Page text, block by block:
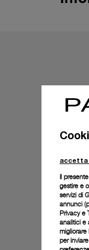
accetta
Il
gestire e
servizi di
annunci
Privacy e
analitici e
per